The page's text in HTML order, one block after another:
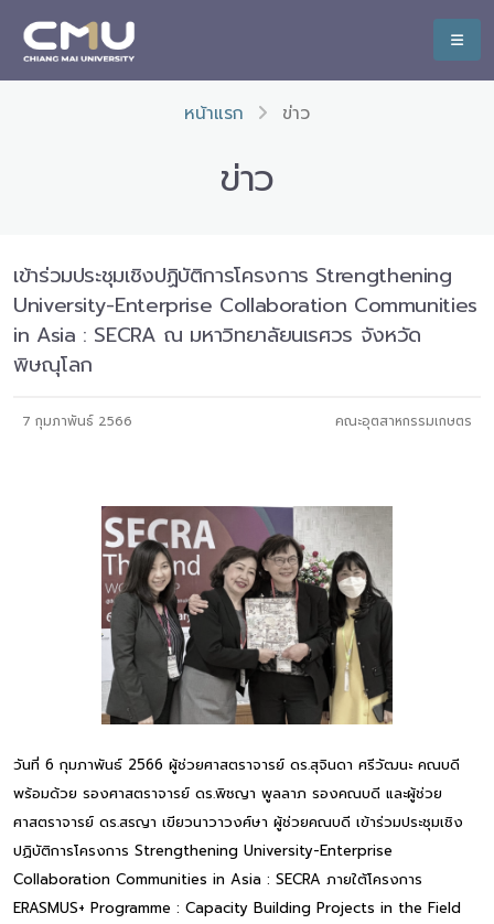
หน้าแรก ข่าว
ข่าว
เข้าร่วมประชุมเชิงปฏิบัติการโครงการ Strengthening
University-Enterprise Collaboration Communities
in Asia : SECRA ณ มหาวิทยาลัยนเรศวร จังหวัด
พิษณุโลก
7 กุมภาพันธ์ 2566 คณะอุตสาหกรรมเกษตร
วันที่ 6 กุมภาพันธ์ 2566 ผู้ช่วยศาสตราจารย์ ดร.สุจินดา ศรีวัฒนะ คณบดี
พร้อมด้วย รองศาสตราจารย์ ดร.พิชญา พูลลาภ รองคณบดี และผู้ช่วย
ศาสตราจารย์ ดร.สรญา เขียวนาวาวงศ์ษา ผู้ช่วยคณบดี เข้าร่วมประชุมเชิง
ปฏิบัติการโครงการ Strengthening University-Enterprise
Collaboration Communities in Asia : SECRA ภายใต้โครงการ
ERASMUS+ Programme : Capacity Building Projects in the Field